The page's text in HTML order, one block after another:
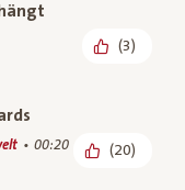
(3)
00:20 (20)